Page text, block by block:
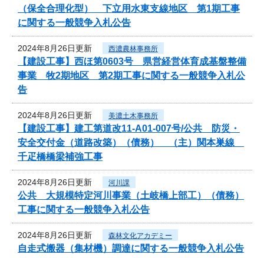
（保全合理化型） 下立用水東支線地区 第1期工事
に関する一般競争入札公告
2024年8月26日更新 西濃農林事務所
【建設工事】西ほ第0603号 県営経営体育成基盤整備
事業 牧2期地区 第2期工事に関する一般競争入札公
告
2024年8月26日更新 美濃土木事務所
【建設工事】建工第道改11-A01-007号/公共 防災・
安全交付金（道路改築）（債務） （主）関本巣線
千疋橋橋梁補強工事
2024年8月26日更新 河川課
公共 大規模特定河川事業（土岐橋上部工）（債務）
工事に関する一般競争入札公告
2024年8月26日更新 森林文化アカデミー
自走式搬器（集材機）調達に関する一般競争入札公告